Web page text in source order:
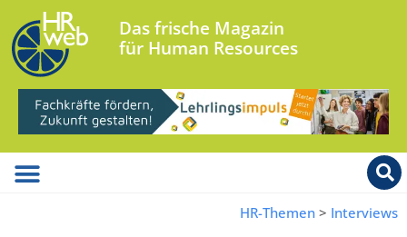
Das frische Magazin
für Human Resources
HR-Themen > Interviews